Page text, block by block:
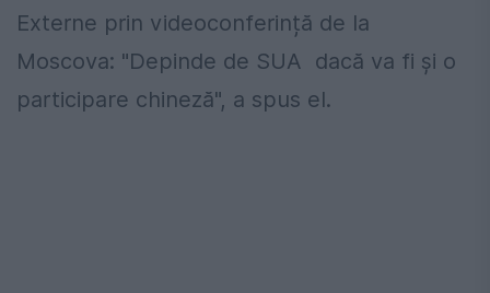
Externe prin videoconferință de la
Moscova: "Depinde de SUA dacă va fi şi o
participare chineză", a spus el.